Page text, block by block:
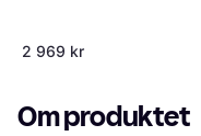
2 969 kr
Om produktet